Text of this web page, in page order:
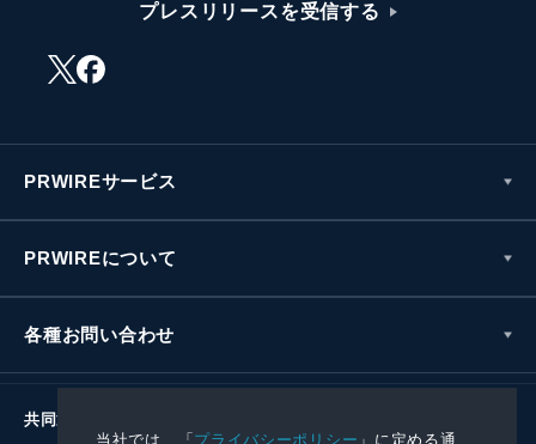
当社では、「プライバシーポリシー 」に定める通
プレスリリースを受信する
PRWIREサービス
PRWIREについて
各種お問い合わせ
共同通信社グループ